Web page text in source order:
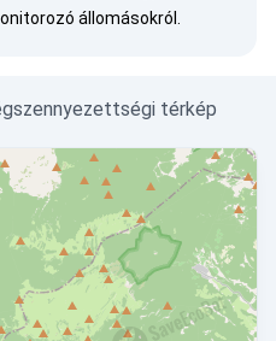
állomásokról.
térkép